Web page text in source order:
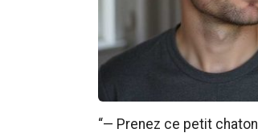
“— Prenez ce petit